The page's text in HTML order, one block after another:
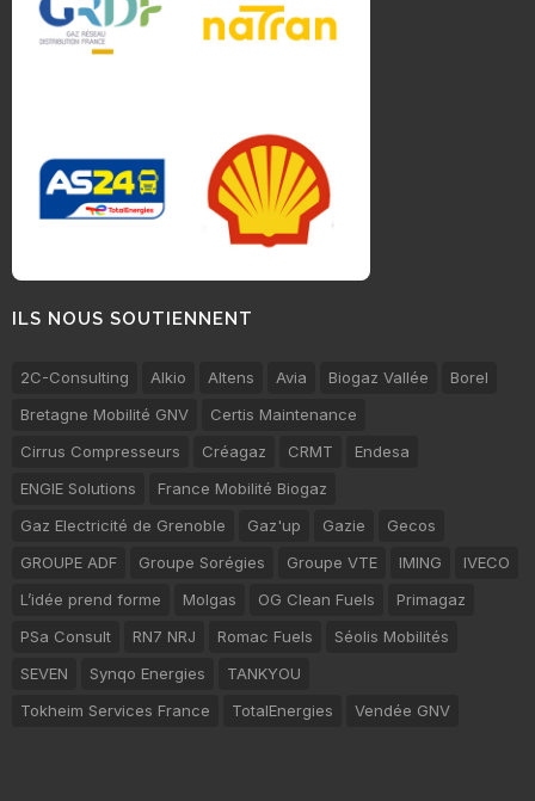
ILS NOUS SOUTIENNENT
2C-Consulting Alkio Altens Avia Biogaz Vallée
Borel
Bretagne Mobilité GNV
Certis Maintenance
Cirrus Compresseurs
Créagaz CRMT
Endesa
ENGIE Solutions
France Mobilité Biogaz
Gaz Electricité de Grenoble
Gaz'up Gazie
Gecos
GROUPE ADF
Groupe Sorégies Groupe VTE IMING
IVECO
L’idée prend forme
Molgas OG Clean Fuels
Primagaz
PSa Consult
RN7 NRJ Romac Fuels
Séolis Mobilités
SEVEN
Synqo Energies
TANKYOU
Tokheim Services France
TotalEnergies Vendée GNV